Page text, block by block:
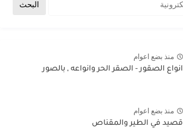
منذ بضع اعوام
انواع الصقور - الصقر الحر وانواعه , بالصور
منذ بضع اعوام
قصيد في الطير والمقناص